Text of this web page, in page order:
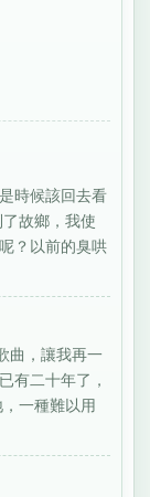
時候該回去看
故鄉，我使
？以前的臭哄
曲，讓我再一
有二十年了，
一種難以用